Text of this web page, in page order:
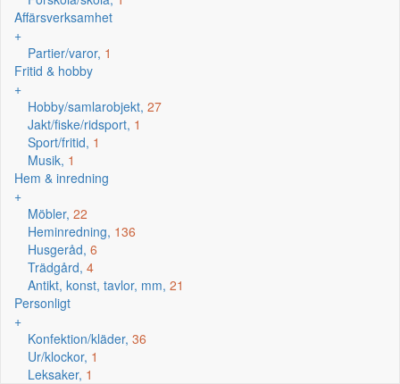
Affärsverksamhet
+
Partier/varor, 1
Fritid & hobby
+
Hobby/samlarobjekt, 27
Jakt/fiske/ridsport, 1
Sport/fritid, 1
Musik, 1
Hem & inredning
+
Möbler, 22
Heminredning, 136
Husgeråd, 6
Trädgård, 4
Antikt, konst, tavlor, mm, 21
Personligt
+
Konfektion/kläder, 36
Ur/klockor, 1
Leksaker, 1